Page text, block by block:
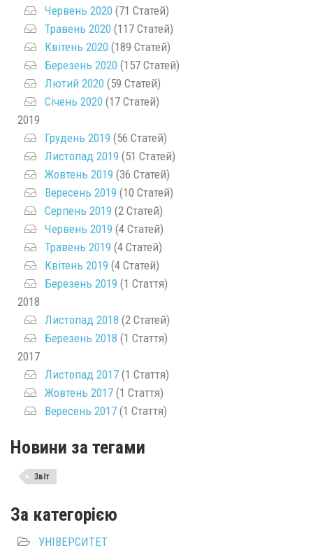
Червень 2020 (71 Статей)
Травень 2020 (117 Статей)
Квітень 2020 (189 Статей)
Березень 2020 (157 Статей)
Лютий 2020 (59 Статей)
Січень 2020 (17 Статей)
2019
Грудень 2019 (56 Статей)
Листопад 2019 (51 Статей)
Жовтень 2019 (36 Статей)
Вересень 2019 (10 Статей)
Серпень 2019 (2 Статей)
Червень 2019 (4 Статей)
Травень 2019 (4 Статей)
Квітень 2019 (4 Статей)
Березень 2019 (1 Стаття)
2018
Листопад 2018 (2 Статей)
Березень 2018 (1 Стаття)
2017
Листопад 2017 (1 Стаття)
Жовтень 2017 (1 Стаття)
Вересень 2017 (1 Стаття)
Новини за тегами
Звіт
За категорією
УНІВЕРСИТЕТ